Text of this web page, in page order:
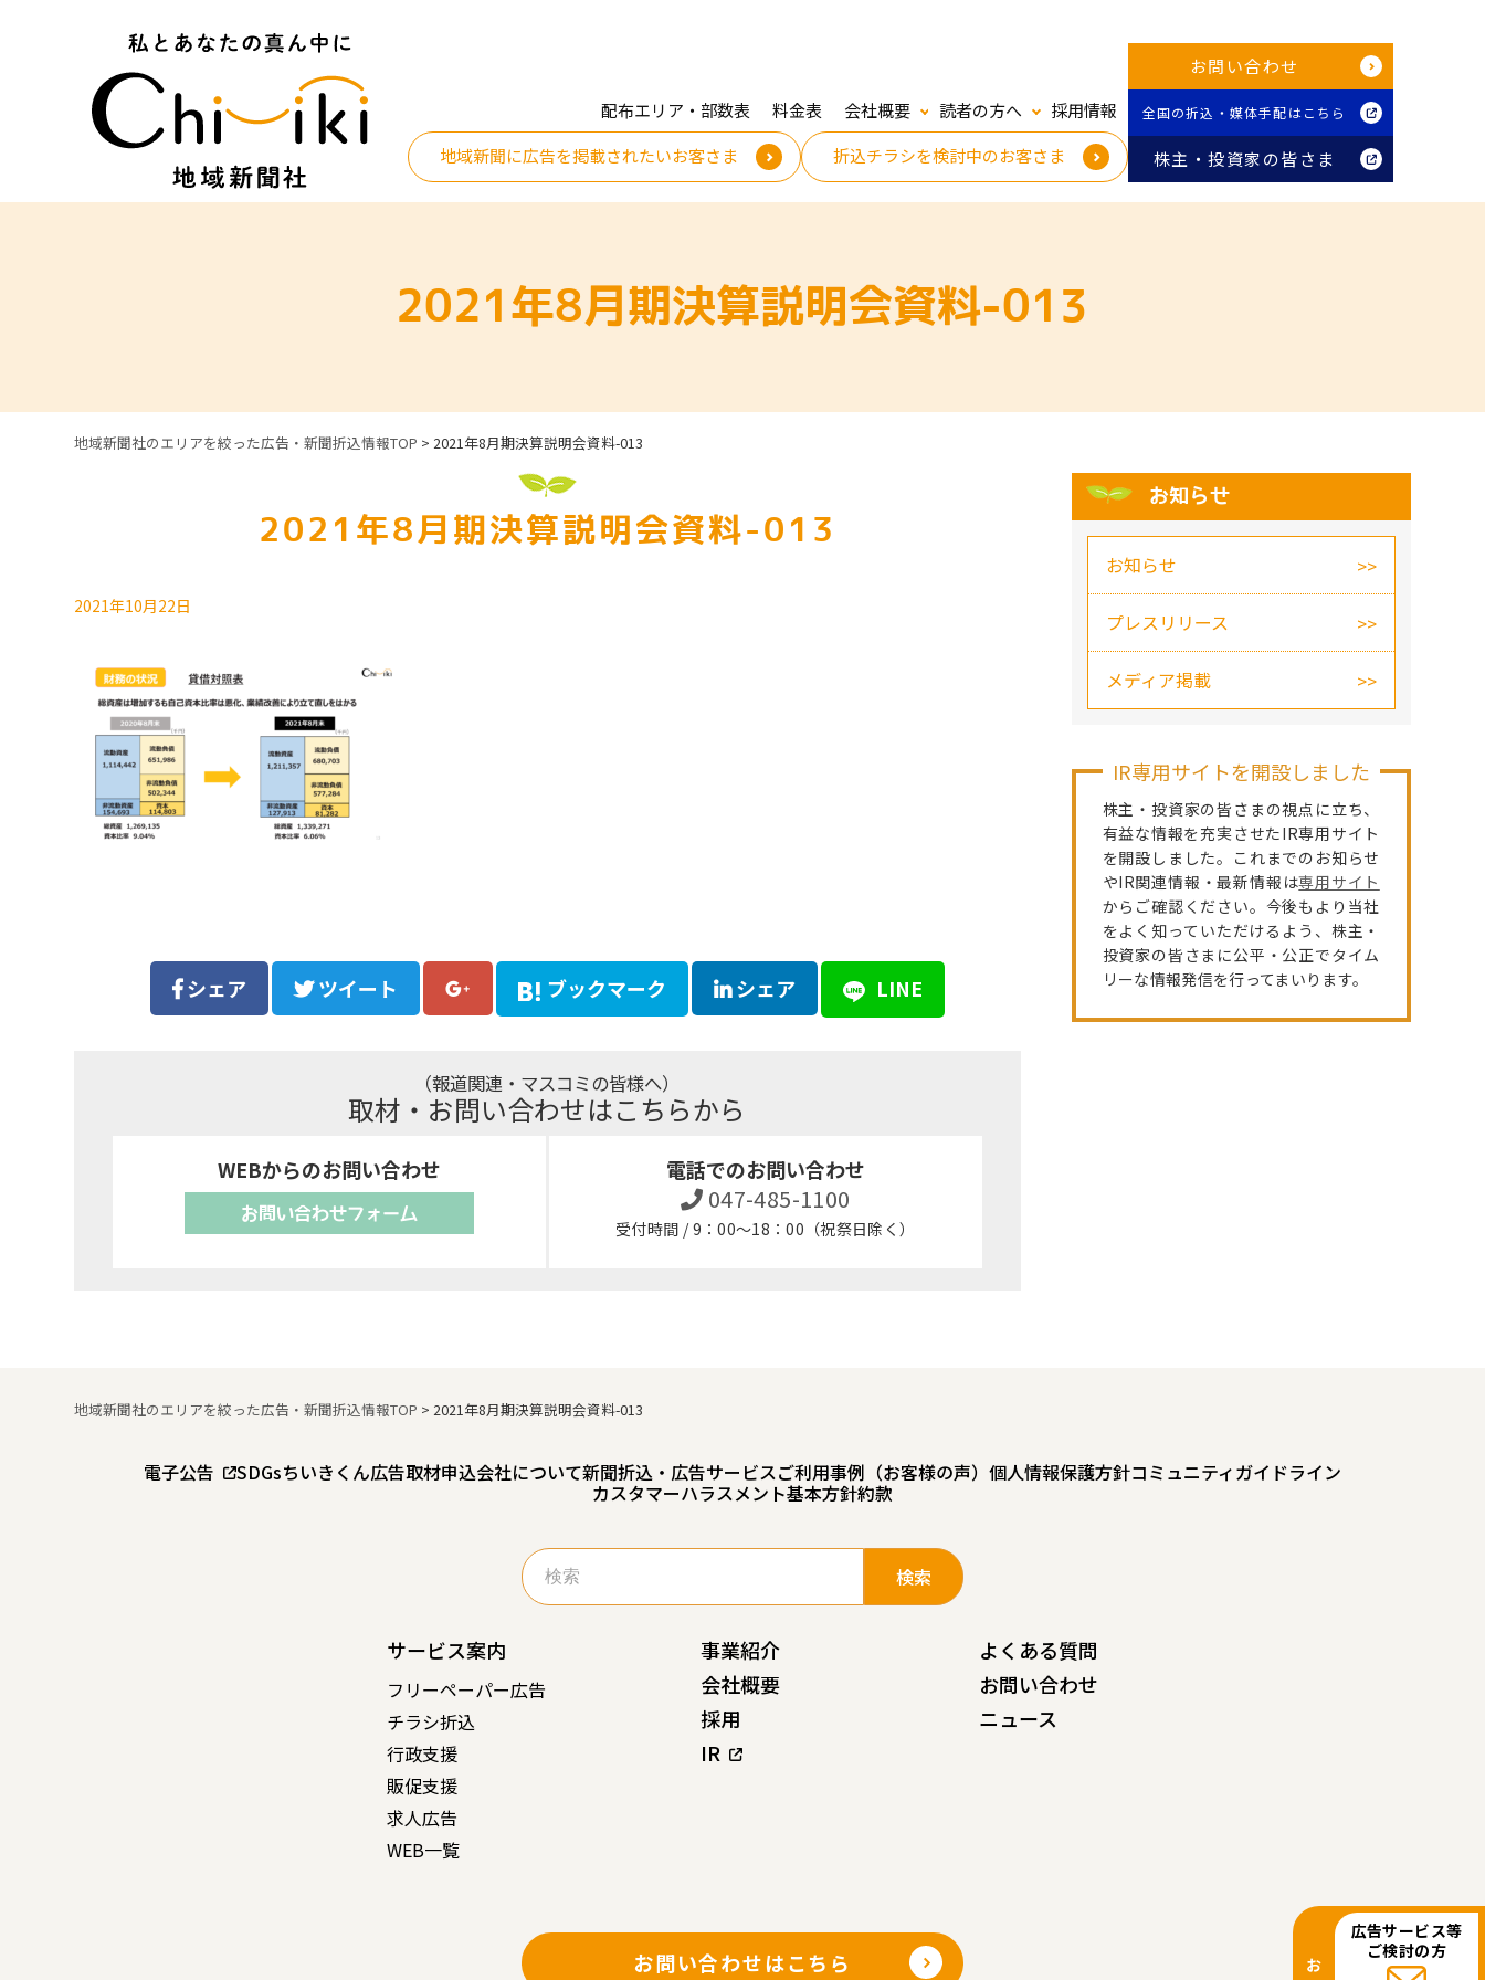
配布エリア・部数表 料金表 会社概要 読者の方へ
採用情報
地域新聞に広告を掲載されたいお客さま
折込チラシを検討中のお客さま
お問い合わせ
全国の折込・媒体手配はこちら
株主・投資家の皆さま
2021年8月期決算説明会資料-013
地域新聞社のエリアを絞った広告・新聞折込情報TOP >2021年8月期決算説明会資料-013
2021年8月期決算説明会資料-013
2021年10月22日
シェア ツイート ブックマーク シェア LINE
（報道関連・マスコミの皆様へ）
取材・お問い合わせはこちらから
WEBからのお問い合わせ
お問い合わせフォーム
電話でのお問い合わせ
047-485-1100
受付時間 / 9：00～18：00（祝祭日除く）
お知らせ
お知らせ
プレスリリース
メディア掲載
IR専用サイトを開設しました
株主・投資家の皆さまの視点に立ち、
有益な情報を充実させたIR専用サイト
を開設しました。これまでのお知らせ
やIR関連情報・最新情報は専用サイト
からご確認ください。今後もより当社
をよく知っていただけるよう、株主・
投資家の皆さまに公平・公正でタイム
リーな情報発信を行ってまいります。
地域新聞社のエリアを絞った広告・新聞折込情報TOP > 2021年8月期決算説明会資料-013
電子公告 SDGsちいきくん広告取材申込会社について新聞折込・広告サービスご利用事例（お客様の声） 個人情報保護方針コミュニティガイドライン
カスタマーハラスメント基本方針約款
検
索:
サービス案内
フリーペーパー広告
チラシ折込
行政支援
販促支援
求人広告
WEB一覧
事業紹介
会社概要
採用
IR
よくある質問
お問い合わせ
ニュース
お問い合わせはこちら
広告サービス等
ご検討の方